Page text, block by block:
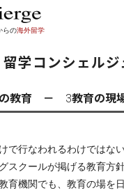
らの海外留学
留学コンシェルジ
の教育 － 3教育の現
で行なわれるわけではない
スクールが掲げる教育方針
育機関でも、教育の場を